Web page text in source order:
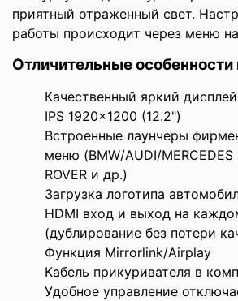
приятный отраженный свет.
работы происходит через меню
Отличительные
Качественный яркий
IPS 1920x1200 (12.2")
Встроенные лаунчеры
меню (BMW/AUDI/MERCEDES
ROVER и др.)
Загрузка логотипа
HDMI вход и выход на
(дублирование без потери
Функция Mirrorlink/Airplay
Кабель прикуривателя в
Удобное управление